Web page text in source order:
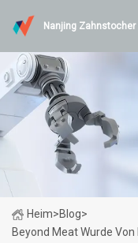
Nanjing Zahnstocher
Heim>Blog>
Beyond Meat Wurde